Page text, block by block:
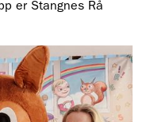
er Stangnes Rå